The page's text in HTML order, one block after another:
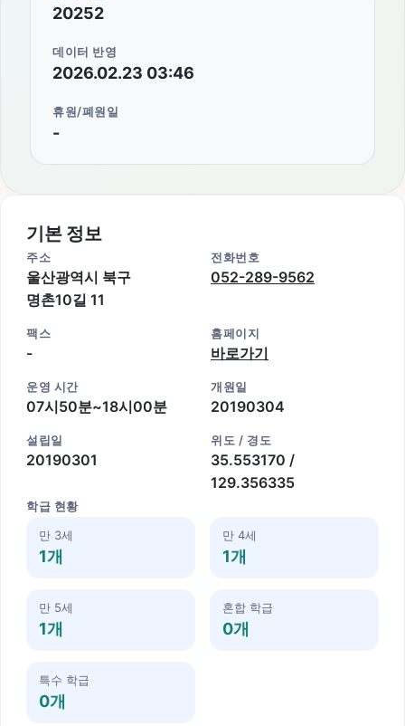
20252
데이터 반영
2026.02.23 03:46
휴원/폐원일
-
기본 정보
주소
울산광역시 북구
명촌10길 11
전화번호
052-289-9562
팩스
-
홈페이지
바로가기
운영 시간
07시50분~18시00분
개원일
20190304
설립일
20190301
위도 / 경도
35.553170 /
129.356335
학급 현황
만 3세
1개
만 4세
1개
만 5세
1개
혼합 학급
0개
특수 학급
0개